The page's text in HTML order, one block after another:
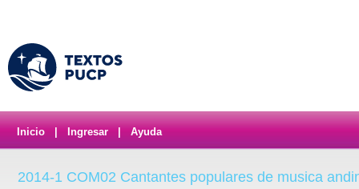
Inicio Ingresar Ayuda
2014-1 COM02 Cantantes populares de musica